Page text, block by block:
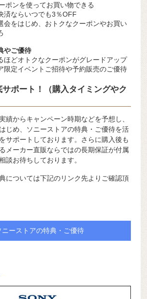
ポンを使ってお買い物できる
済ならいつでも3％OFF
会をはじめ、おトクなクーポンやお買い
やご優待
ほどオトクなクーポンがグレードアップ
限定イベントご招待や予約販売のご優待
ポート！（購入タイミングやク
績からキャンペーン時期などを予想し、
じめ、ソニーストアの特典・ご優待を活
サポートしております。さらに購入後も
メーカー直販ならではの長期保証が付属
談お待ちしております。
については下記のリンク先よりご確認頂
ニーストアの特典・ご優待